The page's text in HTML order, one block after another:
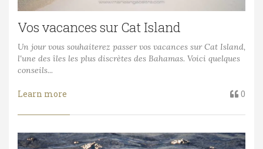
Vos vacances sur Cat Island
Un jour vous souhaiterez passer vos vacances sur Cat Island,
l'une des îles les plus discrètes des Bahamas. Voici quelques
conseils...
Learn more 0